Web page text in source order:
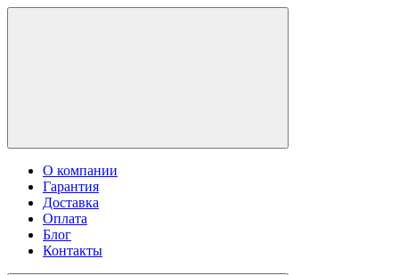
О компании
Гарантия
Доставка
Оплата
Блог
Контакты